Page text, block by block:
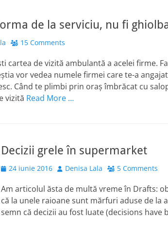
de la serviciu, nu fi
15 Comments
cartea de vizită ambulantă a acelei firme.
vor vedea numele firmei care te-a
Când te plimbi prin oraș îmbrăcat cu
vizită Read More …
Decizii grele în supermarket
Posted
24 iunie 2016 Author
Denisa Lala 5 Comments
Am articolul ăsta de multă vreme în Drafts:
că la unele raioane sunt mărfuri aduse de la
semn că decizii au fost luate (decisions have